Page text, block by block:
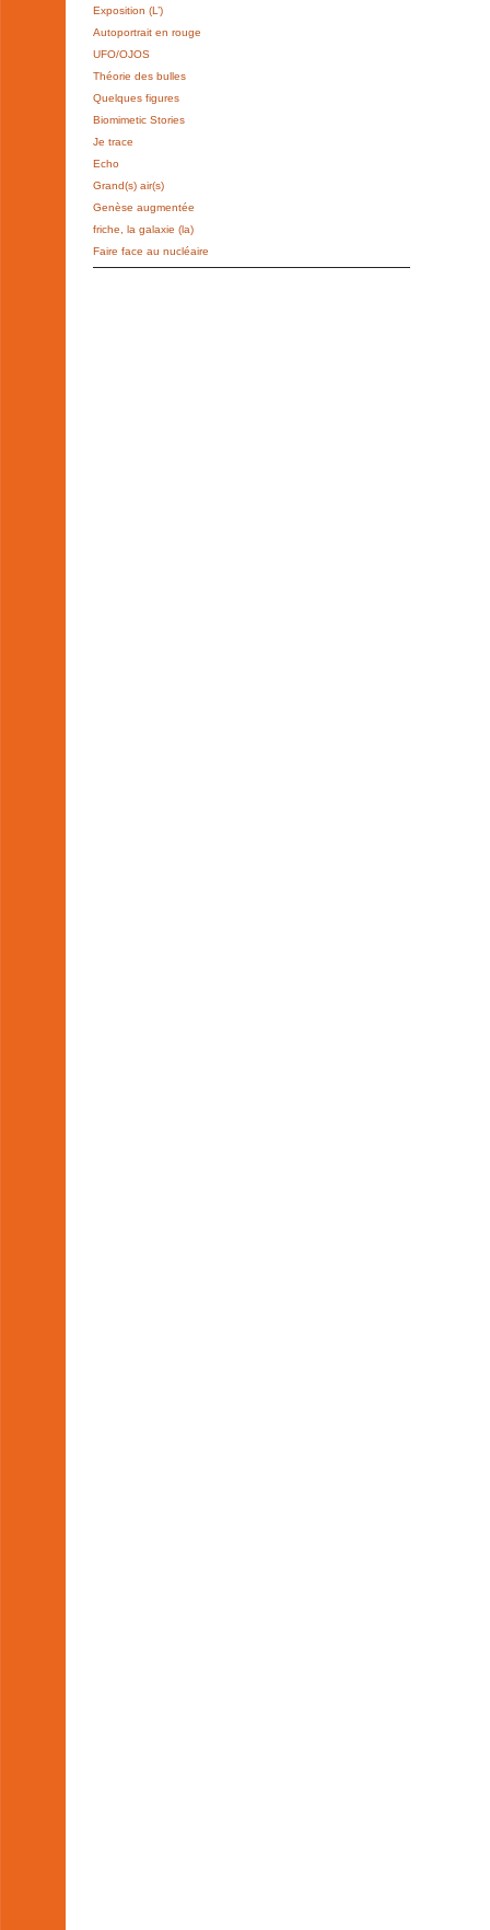
Exposition (L’)
Autoportrait en rouge
UFO/OJOS
Théorie des bulles
Quelques figures
Biomimetic Stories
Je trace
Echo
Grand(s) air(s)
Genèse augmentée
friche, la galaxie (la)
Faire face au nucléaire